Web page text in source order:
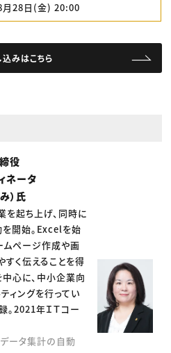
月28日(金) 20:00
みはこちら
役
ネータ
）氏
を起ち上げ、同時に
を開始。Excelを始
ムページ作成や画
く伝えることを得
心に、中小企業向
ィングを行ってい
。2021年ＩＴコー
ータ集計の自動